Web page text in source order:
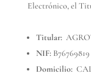
Electrónico, el
Titular:
NIF:B76769819
Domicilio: